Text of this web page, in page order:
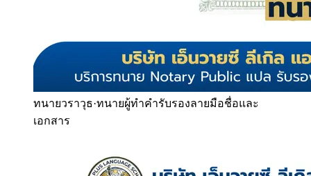
ทนายวราวุธ·ทนายผู้ทำคำรับรองลายมือชื่อและ
เอกสาร